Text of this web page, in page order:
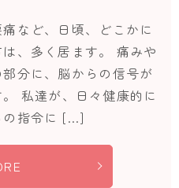
など、日頃、どこかに
、多く居ます。 痛みや
分に、脳からの信号が
私達が、日々健康的に
の指令に […]